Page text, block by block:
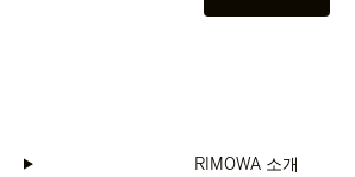
RIMOWA 소개